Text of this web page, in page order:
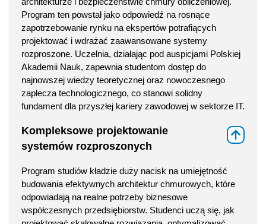
Program ten powstał jako odpowiedź na rosnące
zapotrzebowanie rynku na ekspertów potrafiących
projektować i wdrażać zaawansowane systemy
rozproszone. Uczelnia, działając pod auspicjami Polskiej
Akademii Nauk, zapewnia studentom dostęp do
najnowszej wiedzy teoretycznej oraz nowoczesnego
zaplecza technologicznego, co stanowi solidny
fundament dla przyszłej kariery zawodowej w sektorze IT.
Kompleksowe projektowanie
systemów rozproszonych
Program studiów kładzie duży nacisk na umiejętność
budowania efektywnych architektur chmurowych, które
odpowiadają na realne potrzeby biznesowe
współczesnych przedsiębiorstw. Studenci uczą się, jak